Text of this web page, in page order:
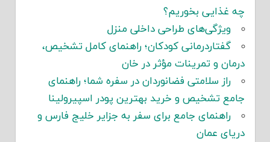
چه غذایی بخوریم؟
ویژگی‌های طراحی داخلی منزل
گفتاردرمانی کودکان؛ راهنمای کامل تشخیص،
درمان و تمرینات مؤثر در خان
راز سلامتی فضانوردان در سفره شما؛ راهنمای
جامع تشخیص و خرید بهترین پودر اسپیرولینا
راهنمای جامع برای سفر به جزایر خلیج فارس و
دریای عمان